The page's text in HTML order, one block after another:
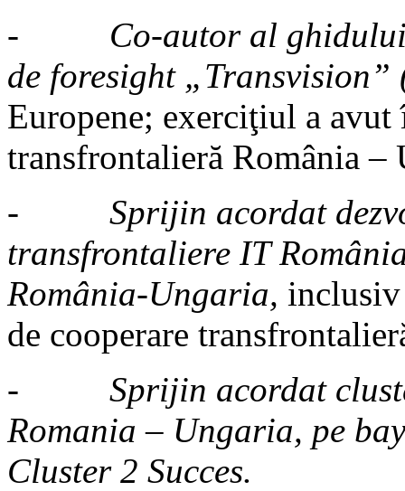
- Co-autor al
de foresight
Europene; exerciţiul a avut
transfrontalieră România –
- Sprijin acordat
transfrontaliere IT
România-Ungaria, inclusiv
de cooperare
- Sprijin acordat
Romania – Ungaria, pe
Cluster 2 Succes.